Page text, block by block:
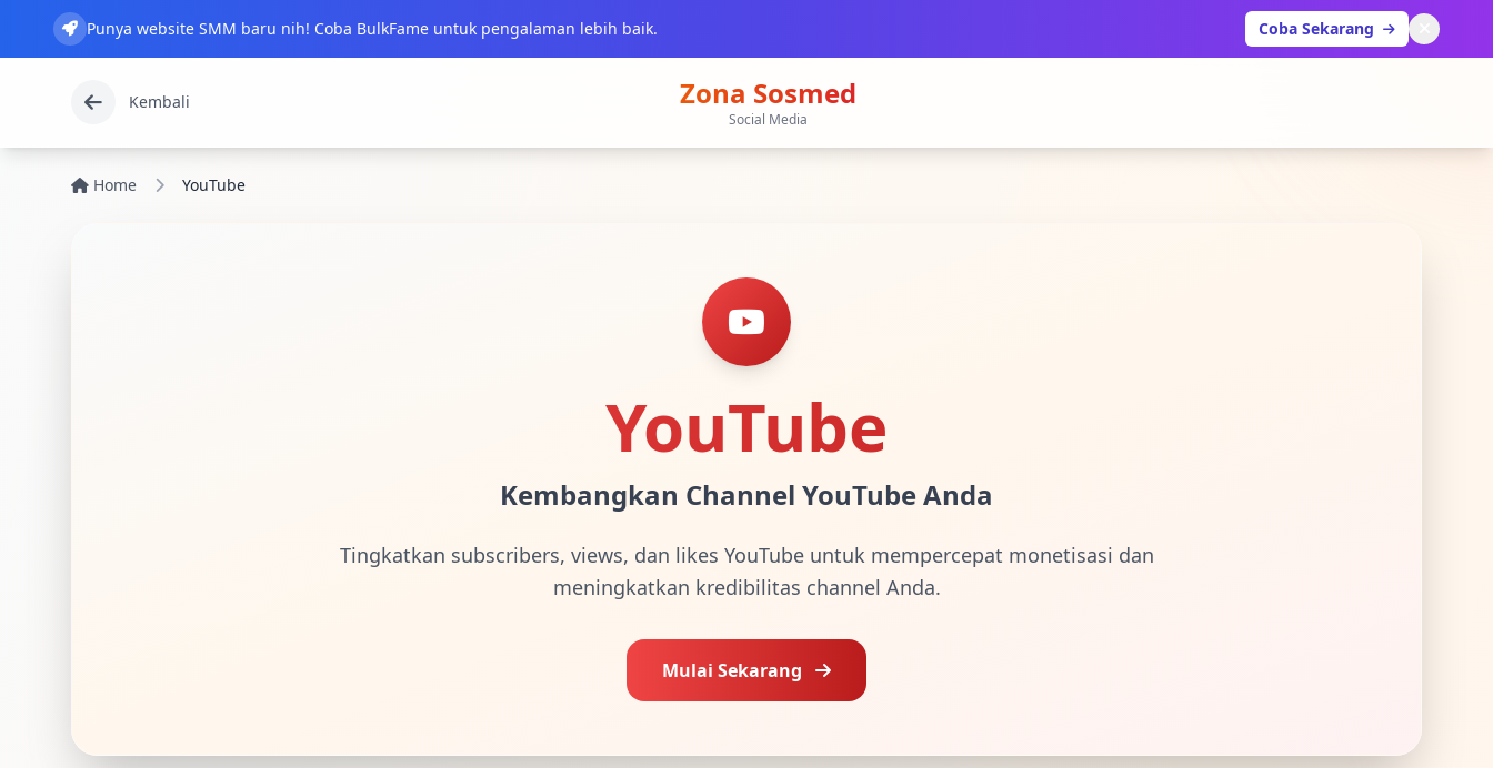
Punya website SMM baru nih! Coba BulkFame untuk pengalaman lebih baik. Coba Sekarang
Kembali Zona Sosmed
Social Media
Home YouTube
YouTube
Kembangkan Channel YouTube Anda
Tingkatkan subscribers, views, dan likes YouTube untuk mempercepat monetisasi dan
meningkatkan kredibilitas channel Anda.
Mulai Sekarang